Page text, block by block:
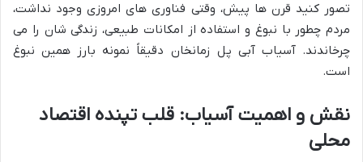
تصور کنید قرن ها پیش، وقتی فناوری های امروزی وجود نداشت،
مردم چطور با نبوغ و استفاده از امکانات طبیعی، زندگی شان را می
چرخاندند. آسیاب آبی پل زمانخان دقیقاً نمونه بارز همین نبوغ
است.
نقش و اهمیت آسیاب: قلب تپنده اقتصاد
محلی